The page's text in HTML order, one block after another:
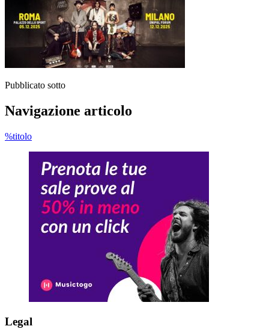
Pubblicato sotto
Navigazione articolo
%titolo
Legal